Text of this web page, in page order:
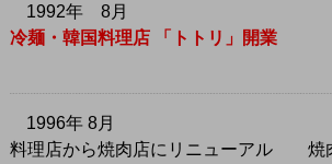
1992年 8月
冷麺・韓国料理店 「トトリ」開業
1996年 8月
料理店から焼肉店にリニューアル 焼